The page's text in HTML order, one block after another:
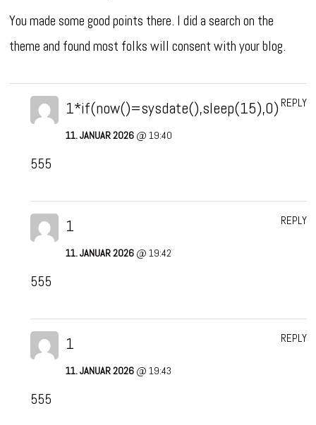
You made some good points there. I did a search on the
theme and found most folks will consent with your blog.
1*if(now()=sysdate(),sleep(15),0)
11. JANUAR 2026@ 19:40
555
REPLY
1
11. JANUAR 2026@ 19:42
555
REPLY
1
11. JANUAR 2026@ 19:43
555
REPLY